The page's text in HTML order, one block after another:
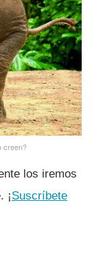
creen?
los iremos
¡Suscrí­bete